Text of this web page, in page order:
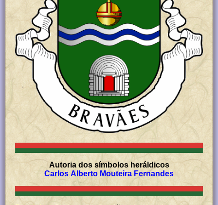
Autoria dos símbolos heráldicos
Carlos Alberto Mouteira Fernandes